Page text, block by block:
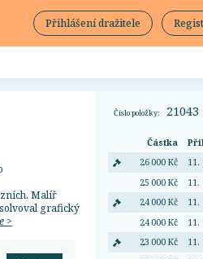
Přihlášení dražitele
Malíř
grafický
>
Číslo položky: 21043
Částka
26 000 Kč
11.
25 000 Kč
11.
24 000 Kč
11.
24 000 Kč
11.
23 000 Kč
11.